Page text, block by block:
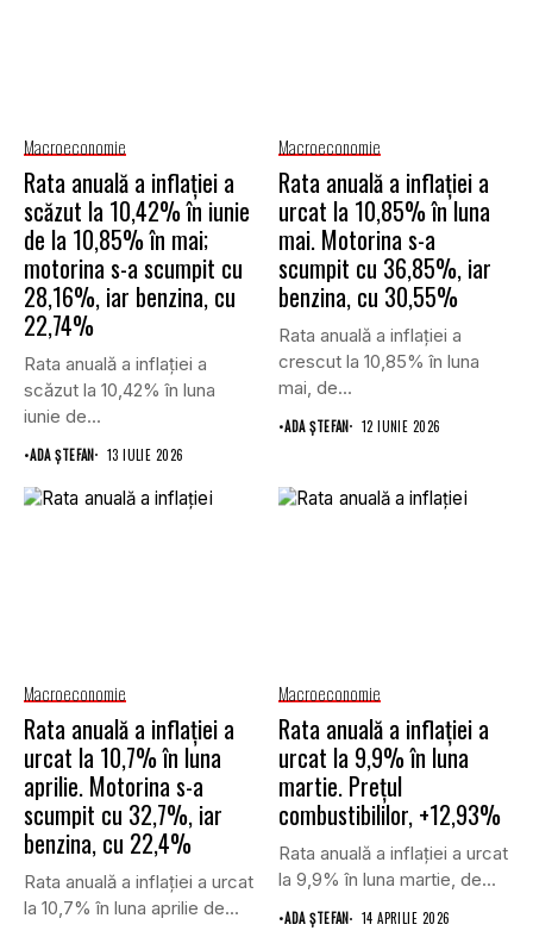
Macroeconomie
Rata anuală a inflației a
scăzut la 10,42% în iunie
de la 10,85% în mai;
motorina s-a scumpit cu
28,16%, iar benzina, cu
22,74%
Rata anuală a inflației a
scăzut la 10,42% în luna
iunie de...
•ADA ȘTEFAN 13 IULIE 2026
Macroeconomie
Rata anuală a inflației a
urcat la 10,85% în luna
mai. Motorina s-a
scumpit cu 36,85%, iar
benzina, cu 30,55%
Rata anuală a inflației a
crescut la 10,85% în luna
mai, de...
•ADA ȘTEFAN 12 IUNIE 2026
Macroeconomie
Rata anuală a inflației a
urcat la 10,7% în luna
aprilie. Motorina s-a
scumpit cu 32,7%, iar
benzina, cu 22,4%
Rata anuală a inflației a urcat
la 10,7% în luna aprilie de...
Macroeconomie
Rata anuală a inflației a
urcat la 9,9% în luna
martie. Prețul
combustibililor, +12,93%
Rata anuală a inflației a urcat
la 9,9% în luna martie, de...
•ADA ȘTEFAN 14 APRILIE 2026